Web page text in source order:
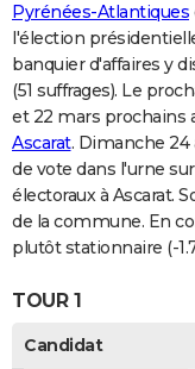
Pyrénées-Atlantiques
l'élection
banquier d'affaires y
(51 suffrages). Le
et 22 mars prochains
Ascarat. Dimanche 24
de vote dans l'urne
électoraux à Ascarat.
de la commune. En
plutôt stationnaire (-
TOUR 1
Candidat